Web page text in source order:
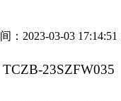
：2023-03-03 17:14:51
23SZFW035